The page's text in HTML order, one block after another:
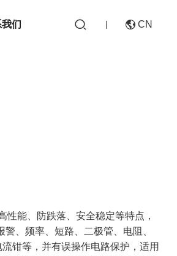
们   CN
性能、防跌落、安全稳定等特点，
、频率、短路、⼆极管、电阻、
钳等，并有误操作电路保护，适⽤